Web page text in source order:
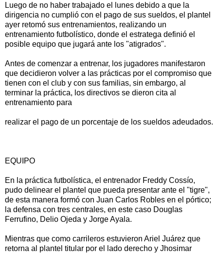
Luego de no haber trabajado el lunes debido a que la
dirigencia no cumplió con el pago de sus sueldos, el plantel
ayer retomó sus entrenamientos, realizando un
entrenamiento futbolístico, donde el estratega definió el
posible equipo que jugará ante los "atigrados".
Antes de comenzar a entrenar, los jugadores manifestaron
que decidieron volver a las prácticas por el compromiso que
tienen con el club y con sus familias, sin embargo, al
terminar la práctica, los directivos se dieron cita al
entrenamiento para
realizar el pago de un porcentaje de los sueldos adeudados.
EQUIPO
En la práctica futbolística, el entrenador Freddy Cossío,
pudo delinear el plantel que pueda presentar ante el "tigre",
de esta manera formó con Juan Carlos Robles en el pórtico;
la defensa con tres centrales, en este caso Douglas
Ferrufino, Delio Ojeda y Jorge Ayala.
Mientras que como carrileros estuvieron Ariel Juárez que
retorna al plantel titular por el lado derecho y Jhosimar